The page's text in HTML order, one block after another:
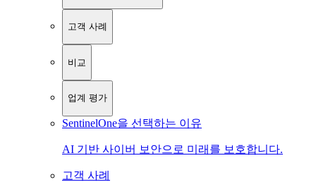
고객 사례
비교
업계 평가
SentinelOne을 선택하는 이유
AI 기반 사이버 보안으로 미래를 보호합니다.
고객 사례